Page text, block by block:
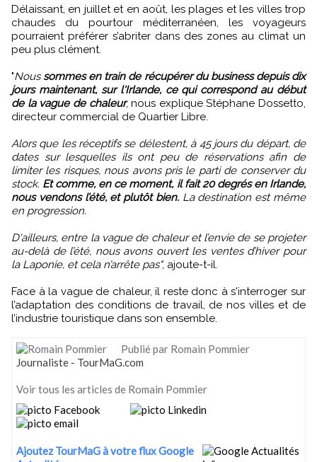
Délaissant, en juillet et en août, les plages et les villes trop
chaudes du pourtour méditerranéen, les voyageurs
pourraient préférer s’abriter dans des zones au climat un
peu plus clément.
"Noussommes en train de récupérer du business depuis dix
jours maintenant, sur l'Irlande, ce qui correspond au début
de la vague de chaleur, nous explique Stéphane Dossetto,
directeur commercial de Quartier Libre.
Alors que les réceptifs se délestent, à 45 jours du départ, de
dates sur lesquelles ils ont peu de réservations afin de
limiter les risques, nous avons pris le parti de conserver du
stock. Et comme, en ce moment, il fait 20 degrés en Irlande,
nous vendons l’été, et plutôt bien.La destination est même
en progression.
D'ailleurs, entre la vague de chaleur et l’envie de se projeter
au-delà de l’été, nous avons ouvert les ventes d’hiver pour
la Laponie, et cela n’arrête pas", ajoute-t-il.
Face à la vague de chaleur, il reste donc à s'interroger sur
l’adaptation des conditions de travail, de nos villes et de
l’industrie touristique dans son ensemble.
Publié par Romain Pommier
Journaliste - TourMaG.com
Voir tous les articles de Romain Pommier
Ajoutez TourMaG à votre flux Google